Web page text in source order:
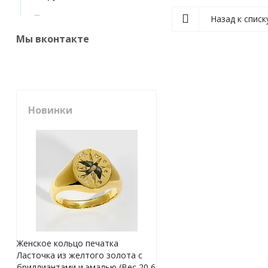
Назад к
Мы вконтакте
Новинки
Женское кольцо печатка
Ласточка из желтого золота с